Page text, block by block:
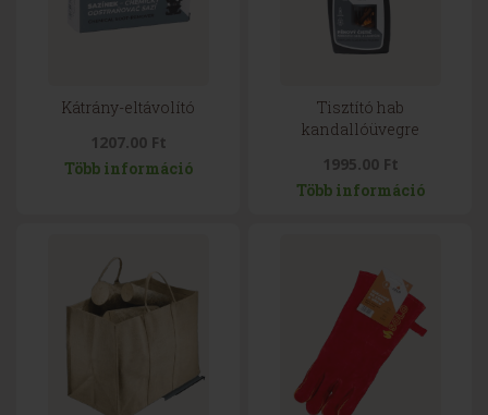
Kátrány-eltávolító
1207.00 Ft
Több információ
Tisztító hab
kandallóüvegre
1995.00 Ft
Több információ